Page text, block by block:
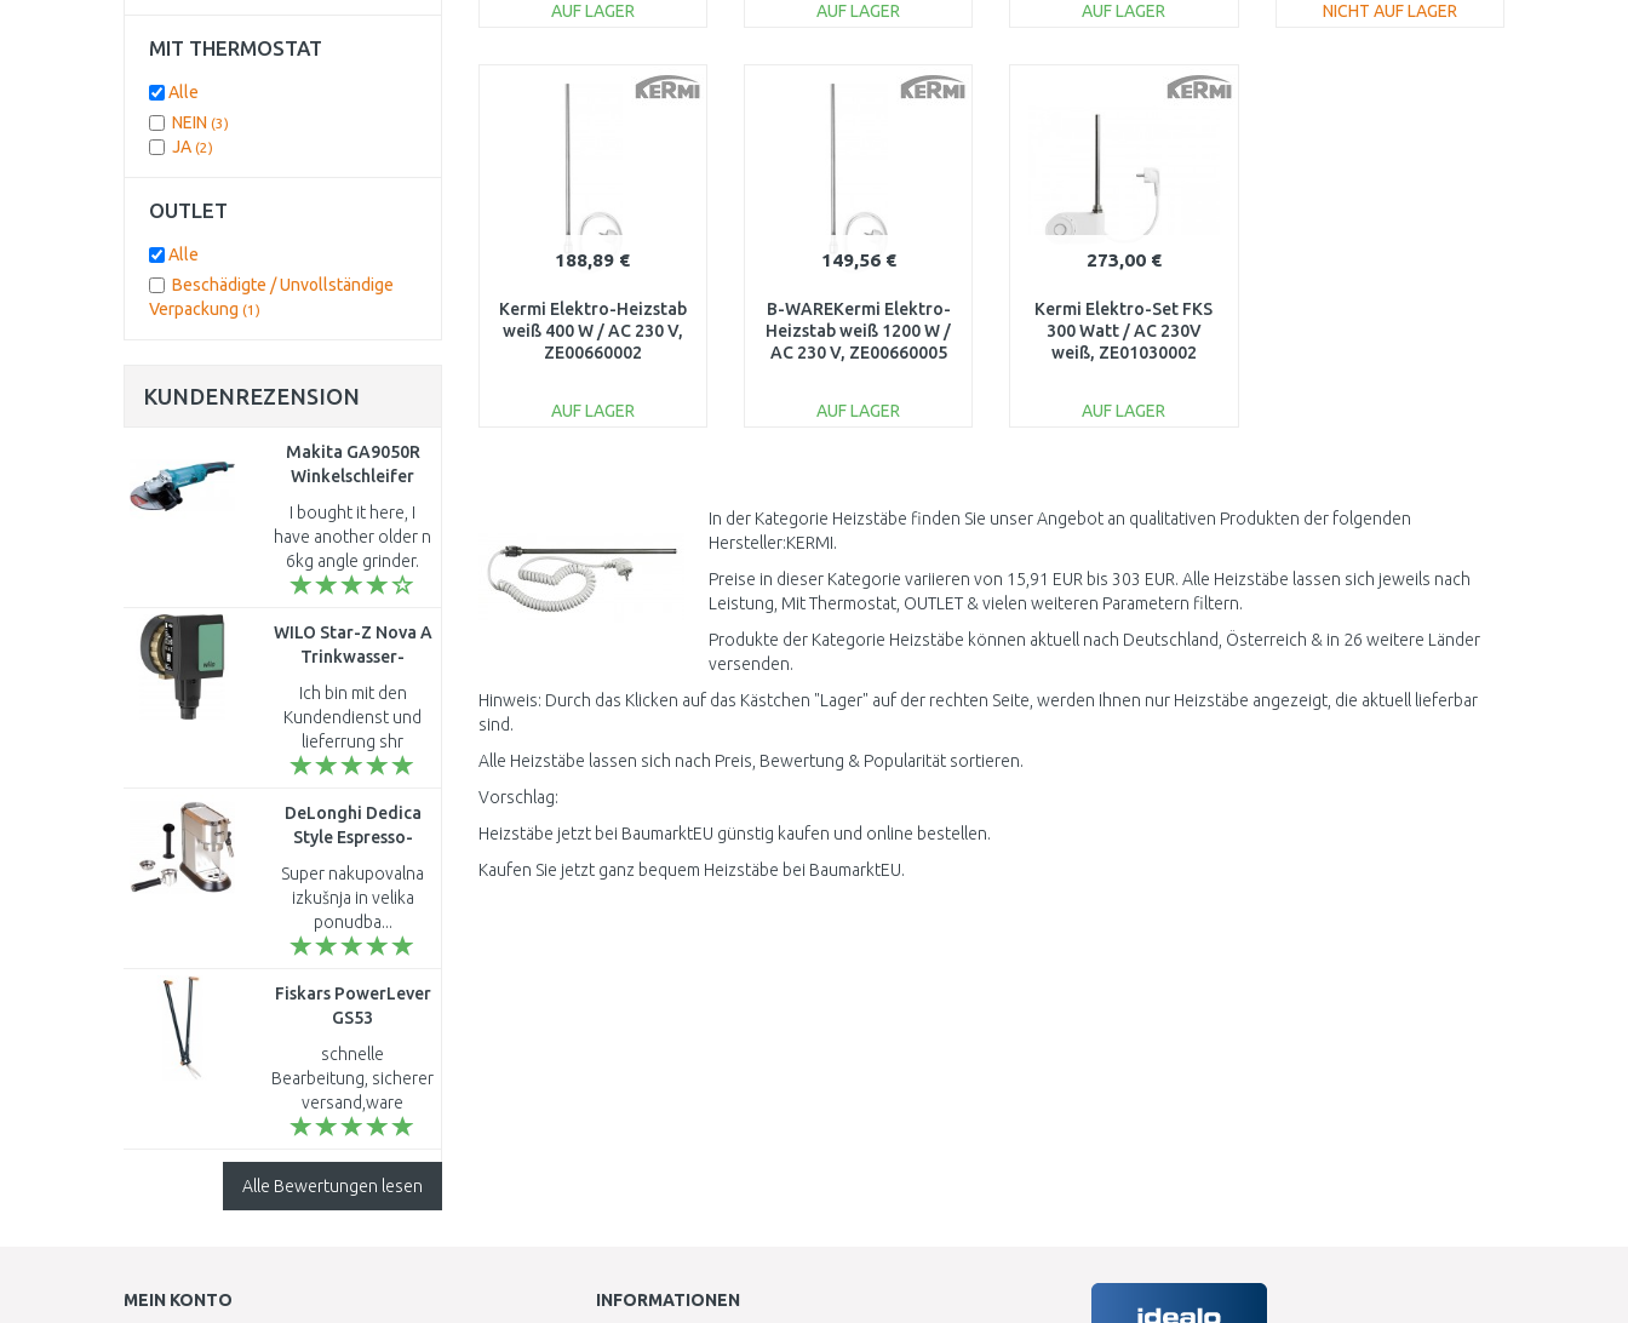
AUF LAGER
AUF LAGER
AUF LAGER
Vergleichen
NICHT AUF LAGER
188,89 €
Kermi Elektro-Heizstab
weiß 400 W / AC 230 V,
ZE00660002
AUF LAGER
149,56 €
B-WAREKermi Elektro-
Heizstab weiß 1200 W /
AC 230 V, ZE00660005
AUF LAGER
Vergleichen
273,00 €
Kermi Elektro-Set FKS
300 Watt / AC 230V
weiß, ZE01030002
AUF LAGER
Vergleichen
In der Kategorie Heizstäbe finden Sie unser Angebot an qualitativen Produkten der folgenden
Hersteller:KERMI.
Preise in dieser Kategorie variieren von 15,91 EUR bis 303 EUR. Alle Heizstäbe lassen sich jeweils nach
Leistung, Mit Thermostat, OUTLET & vielen weiteren Parametern filtern.
Produkte der Kategorie Heizstäbe können aktuell nach Deutschland, Österreich & in 26 weitere Länder
versenden.
Hinweis: Durch das Klicken auf das Kästchen "Lager" auf der rechten Seite, werden Ihnen nur Heizstäbe angezeigt, die aktuell lieferbar
sind.
Alle Heizstäbe lassen sich nach Preis, Bewertung & Popularität sortieren.
Vorschlag:
Heizstäbe jetzt bei BaumarktEU günstig kaufen und online bestellen.
Kaufen Sie jetzt ganz bequem Heizstäbe bei BaumarktEU.
MIT THERMOSTAT
Alle
NEIN (3)
JA (2)
OUTLET
Alle
Beschädigte / Unvollständige
Verpackung (1)
KUNDENREZENSION
Makita GA9050R
Winkelschleifer
(2000W/230mm)
I bought it here, I
have another older n
6kg angle grinder.
This is for all kinds of
makita is quite light
but feels good, ..
WILO Star-Z Nova A
Trinkwasser-
Zirkulationspumpe
1/2", 138 mm,
4132751 (4132761)
Ich bin mit den
Kundendienst und
lieferrung shr
zufrieden.Hat alles
DeLonghi Dedica
Style Espresso-
Maschine EC 685.M
Super nakupovalna
izkušnja in velika
ponudba...
Fiskars PowerLever
GS53
Rasenkantenschere
90cm Bypass
(113710) 1001565
schnelle
Bearbeitung, sicherer
versand,ware
prima.gerne wieder..
Alle Bewertungen lesen
MEIN KONTO
INFORMATIONEN